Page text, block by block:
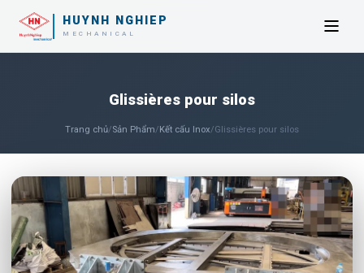
HUYNH NGHIEP
MECHANICAL
Glissières pour silos
Trang chủ/Sản Phẩm/Kết cấu Inox/Glissières pour silos